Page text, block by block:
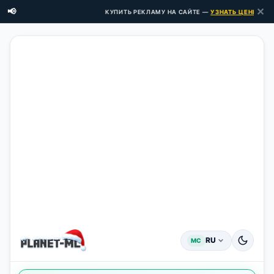
📢 КУПИТЬ РЕКЛАМУ НА САЙТЕ —УЗНАТЬ ЦЕНЫ ЗДЕСЬ →
✕
MC RU